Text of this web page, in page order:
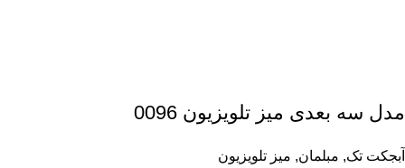
مدل سه بعدی میز تلویزیون 0096
آبجکت تک, مبلمان, میز تلویزیون